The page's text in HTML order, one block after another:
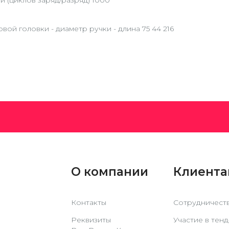
головки - диаметр ручки - длина 75 44 216
О компании
Контакты
Реквизиты
Участие в